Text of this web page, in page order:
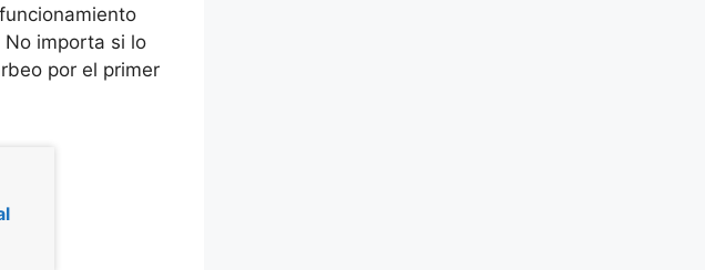
importa si lo
por el primer